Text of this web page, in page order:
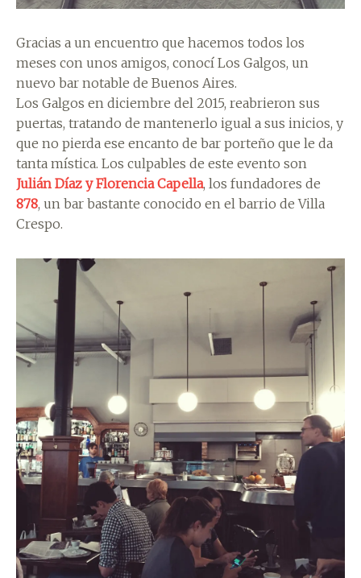
Gracias a un encuentro que hacemos todos los
meses con unos amigos, conocí Los Galgos, un
nuevo bar notable de Buenos Aires.
Los Galgos en diciembre del 2015, reabrieron sus
puertas, tratando de mantenerlo igual a sus inicios, y
que no pierda ese encanto de bar porteño que le da
tanta mística. Los culpables de este evento son
Julián Díaz y Florencia Capella, los fundadores de
878, un bar bastante conocido en el barrio de Villa
Crespo.